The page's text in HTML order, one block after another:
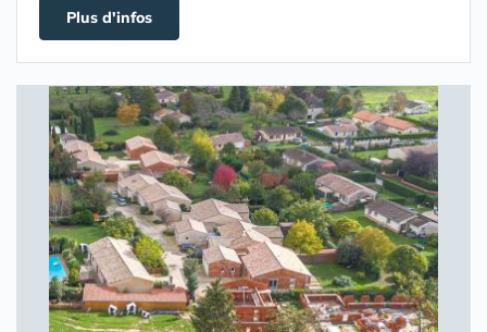
Plus d'infos